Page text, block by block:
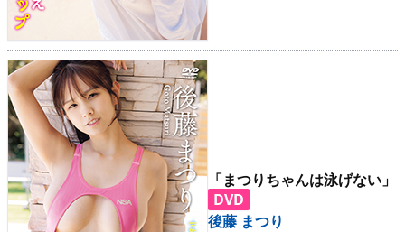
「まつりちゃんは泳げない」
DVD
後藤 まつり